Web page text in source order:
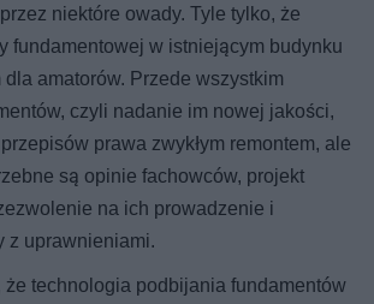
niektóre owady. Tyle tylko, że
fundamentowej w istniejącym budynku
amatorów. Przede wszystkim
czyli nadanie im nowej jakości,
prawa zwykłym remontem, ale
są opinie fachowców, projekt
na ich prowadzenie i
z uprawnieniami.
że technologia podbijania fundamentów